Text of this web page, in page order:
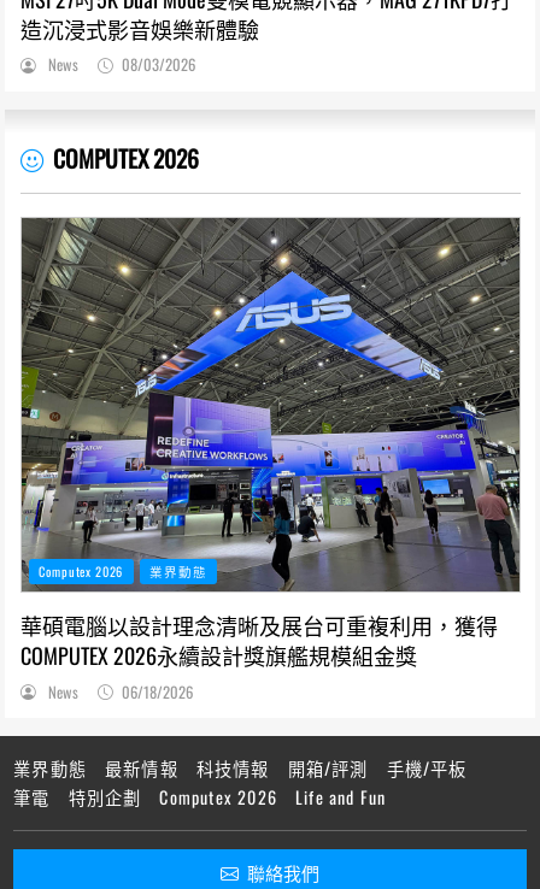
造沉浸式影音娛樂新體驗
News 08/03/2026
COMPUTEX 2026
Computex 2026 業界動態
華碩電腦以設計理念清晰及展台可重複利用，獲得
COMPUTEX 2026永續設計獎旗艦規模組金獎
News 06/18/2026
業界動態 最新情報 科技情報 開箱/評測
手機/平板
筆電
特別企劃 Computex 2026 Life and Fun
聯絡我們